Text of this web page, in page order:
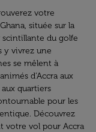
votre
située sur la
du golfe
y vivrez une
se mêlent à
d’Accra aux
quartiers
pour les
Découvrez
votre vol pour Accra